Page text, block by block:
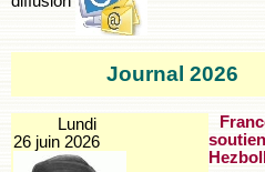
Journal 2026
Lundi
26 juin 2026